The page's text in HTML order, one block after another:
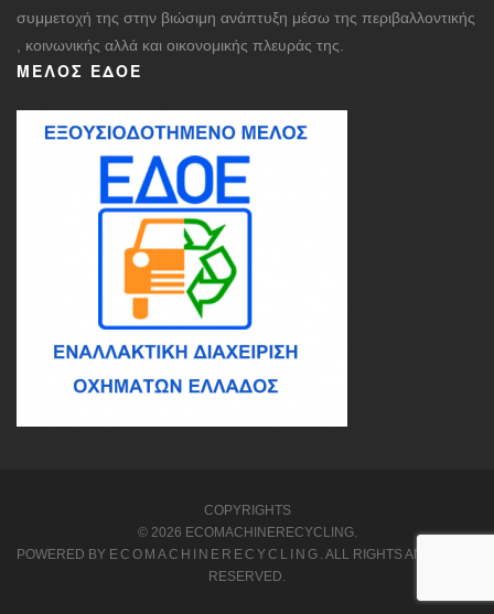
συμμετοχή της στην βιώσιμη ανάπτυξη μέσω της περιβαλλοντικής
, κοινωνικής αλλά και οικονομικής πλευράς της.
ΜΈΛΟΣ ΕΔΟΕ
COPYRIGHTS
© 2026 ECOMACHINERECYCLING.
POWERED BY ECOMACHINERECYCLING . ALL RIGHTS AND LEFTS
RESERVED.